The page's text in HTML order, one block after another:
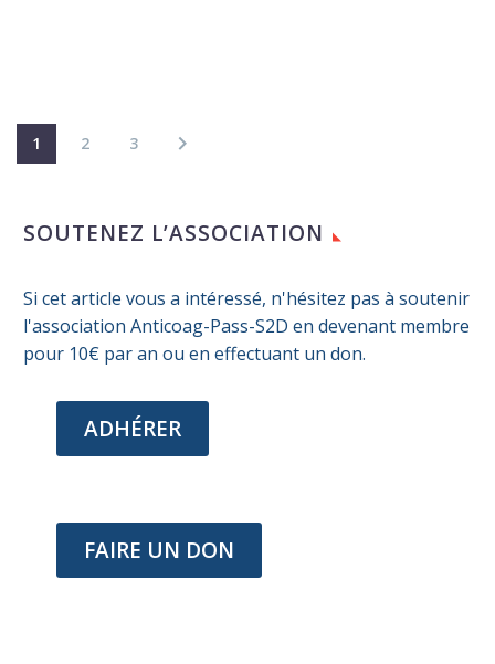
1 2 3
SOUTENEZ L’ASSOCIATION
Si cet article vous a intéressé, n'hésitez pas à soutenir
l'association Anticoag-Pass-S2D en devenant membre
pour 10€ par an ou en effectuant un don.
ADHÉRER
FAIRE UN DON